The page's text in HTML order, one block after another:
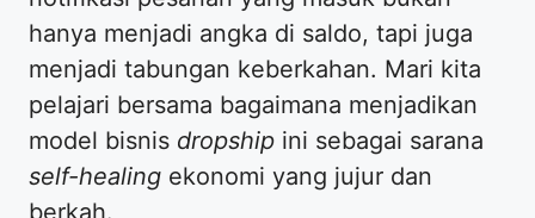
hanya menjadi angka di saldo, tapi juga
menjadi tabungan keberkahan. Mari kita
pelajari bersama bagaimana menjadikan
model bisnis dropship ini sebagai sarana
self-healing ekonomi yang jujur dan
berkah.